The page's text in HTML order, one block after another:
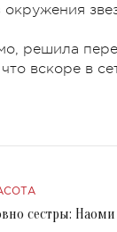
окружения
решила
что вскоре в
сестры: